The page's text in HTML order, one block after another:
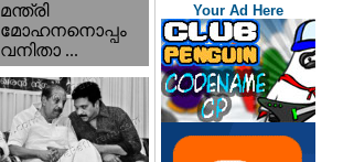
മന്ത്രി
മോഹനനൊപ്പം
വനിതാ ...
Your Ad Here